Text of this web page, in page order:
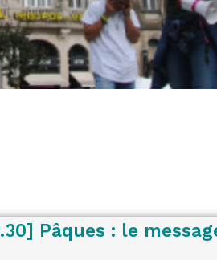
Pâques : le